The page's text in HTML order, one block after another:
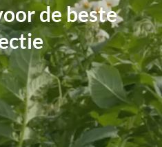
de beste